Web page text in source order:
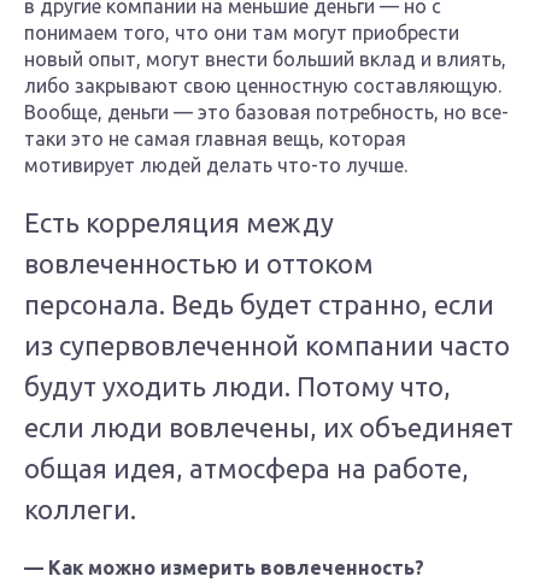
в другие компании на меньшие деньги — но с
понимаем того, что они там могут приобрести
новый опыт, могут внести больший вклад и влиять,
либо закрывают свою ценностную составляющую.
Вообще, деньги — это базовая потребность, но все-
таки это не самая главная вещь, которая
мотивирует людей делать что-то лучше.
Есть корреляция между
вовлеченностью и оттоком
персонала. Ведь будет странно, если
из супервовлеченной компании часто
будут уходить люди. Потому что,
если люди вовлечены, их объединяет
общая идея, атмосфера на работе,
коллеги.
— Как можно измерить вовлеченность?